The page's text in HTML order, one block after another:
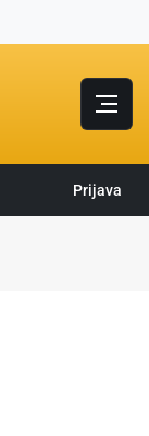
Prijava